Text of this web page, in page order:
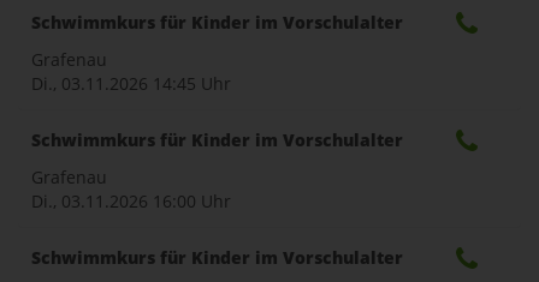
Schwimmkurs für Kinder im Vorschulalter
Grafenau
Di., 03.11.2026 14:45 Uhr
Schwimmkurs für Kinder im Vorschulalter
Grafenau
Di., 03.11.2026 16:00 Uhr
Schwimmkurs für Kinder im Vorschulalter